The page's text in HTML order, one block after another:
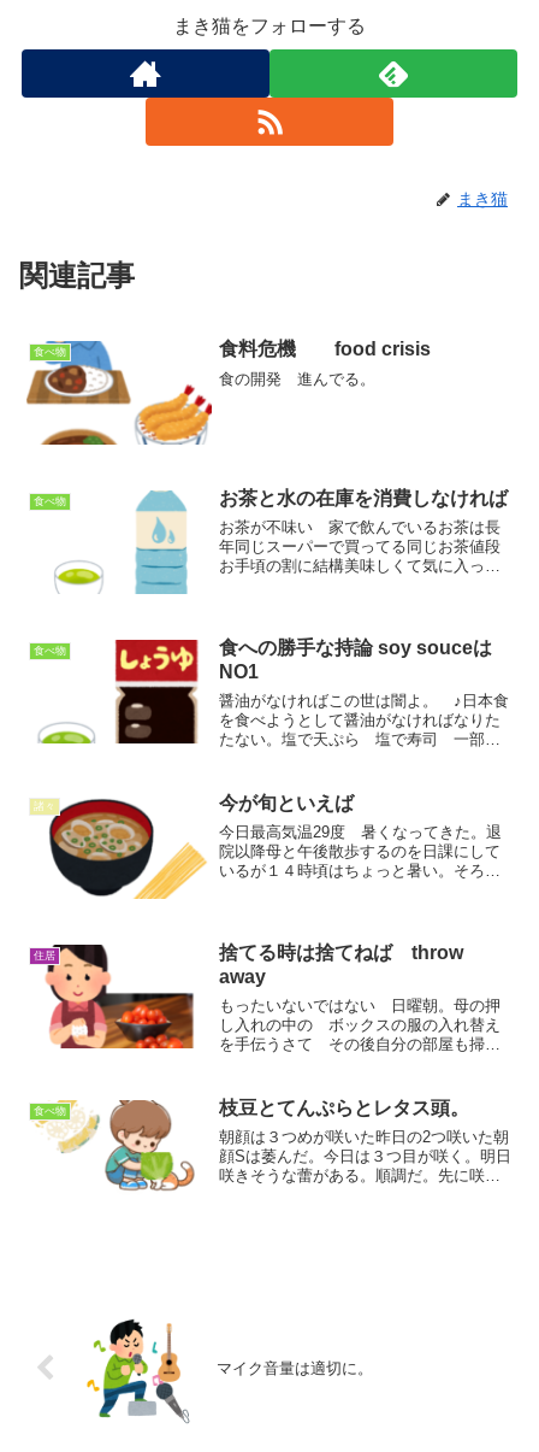
まき猫をフォローする
まき猫
関連記事
食べ物 食料危機 food crisis
食の開発 進んでる。
食べ物 お茶と水の在庫を消費しなければ
お茶が不味い 家で飲んでいるお茶は長
年同じスーパーで買ってる同じお茶値段
お手頃の割に結構美味しくて気に入って
味覚障害ではないようだ。邪...
食べ物
食への勝手な持論 soy souceは
NO1
醤油がなければこの世は闇よ。 ♪日本食
を食べようとして醤油がなければなりた
たない。塩で天ぷら 塩で寿司 一部は
るけど 醤油は必須でしょう。醤油は普
通のでいいけど、安物す...
諸々 今が旬といえば
今日最高気温29度 暑くなってきた。退
院以降母と午後散歩するのを日課にして
いるが１４時頃はちょっと暑い。そろそ
れておけるもんね。今日...
住居
捨てる時は捨てねば throw
away
もったいないではない 日曜朝。母の押
し入れの中の ボックスの服の入れ替え
を手伝うさて その後自分の部屋も掃
ろすとVHSビデオテープがでてくる。ハ
リーポッターと賢者...
食べ物 枝豆とてんぷらとレタス頭。
朝顔は３つめが咲いた昨日の2つ咲いた朝
顔Sは萎んだ。今日は３つ目が咲く。明日
咲きそうな蕾がある。順調だ。先に咲い
マイク音量は適切に。